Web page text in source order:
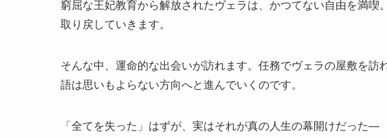
窮屈な王妃教育から解放されたヴェラは、かつてない自由を満喫
取り戻していきます。
そんな中、運命的な出会いが訪れます。任務でヴェラの屋敷を訪
語は思いもよらない方向へと進んでいくのです。
「全てを失った」はずが、実はそれが真の人生の幕開けだった—